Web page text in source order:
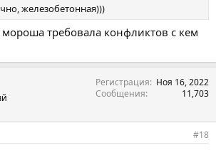
железобетонная)))
мороша требовала конфликтов с кем
Регистрация
Ноя 16, 2022
Сообщения
11,703
#18